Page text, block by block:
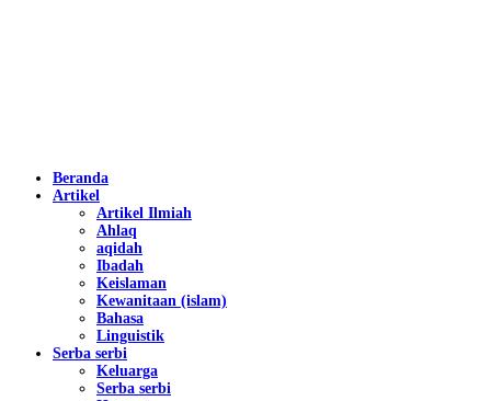
Beranda
Artikel
Artikel Ilmiah
Ahlaq
aqidah
Ibadah
Keislaman
Kewanitaan (islam)
Bahasa
Linguistik
Serba serbi
Keluarga
Serba serbi